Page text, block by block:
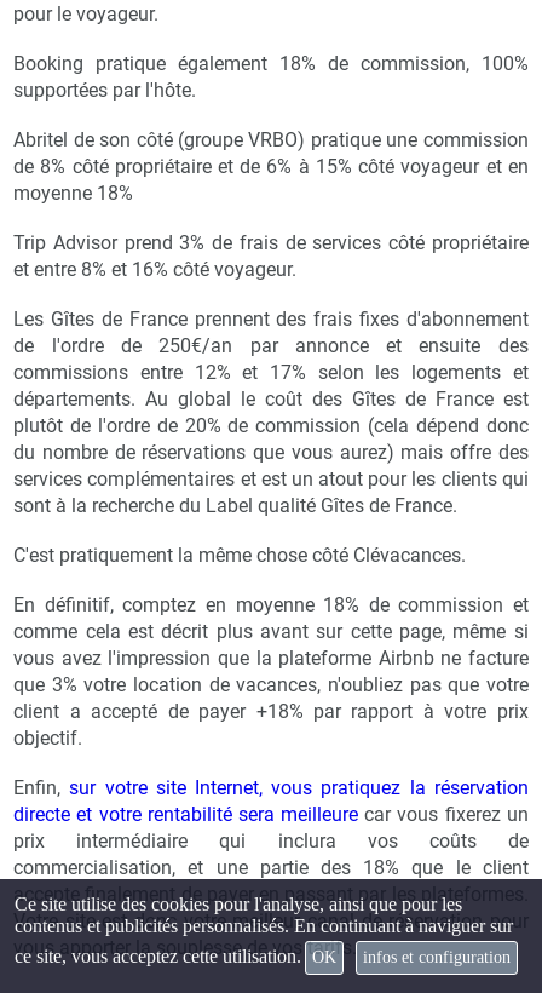
pour le voyageur.
Booking pratique également 18% de commission, 100%
supportées par l'hôte.
Abritel de son côté (groupe VRBO) pratique une commission
de 8% côté propriétaire et de 6% à 15% côté voyageur et en
moyenne 18%
Trip Advisor prend 3% de frais de services côté propriétaire
et entre 8% et 16% côté voyageur.
Les Gîtes de France prennent des frais fixes d'abonnement
de l'ordre de 250€/an par annonce et ensuite des
commissions entre 12% et 17% selon les logements et
départements. Au global le coût des Gîtes de France est
plutôt de l'ordre de 20% de commission (cela dépend donc
du nombre de réservations que vous aurez) mais offre des
services complémentaires et est un atout pour les clients qui
sont à la recherche du Label qualité Gîtes de France.
C'est pratiquement la même chose côté Clévacances.
En définitif, comptez en moyenne 18% de commission et
comme cela est décrit plus avant sur cette page, même si
vous avez l'impression que la plateforme Airbnb ne facture
que 3% votre location de vacances, n'oubliez pas que votre
client a accepté de payer +18% par rapport à votre prix
objectif.
Enfin,sur votre site Internet, vous pratiquez la réservation
directe et votre rentabilité sera meilleure car vous fixerez un
prix intermédiaire qui inclura vos coûts de
commercialisation, et une partie des 18% que le client
accepte finalement de payer en passant par les plateformes.
Votre site est donc votre meilleur canal de réservation pour
vous apporter la souplesse de vos tarifs.
Ce site utilise des cookies pour l'analyse, ainsi que pour les
contenus et publicités personnalisés. En continuant à naviguer sur
ce site, vous acceptez cette utilisation.
OK infos et configuration